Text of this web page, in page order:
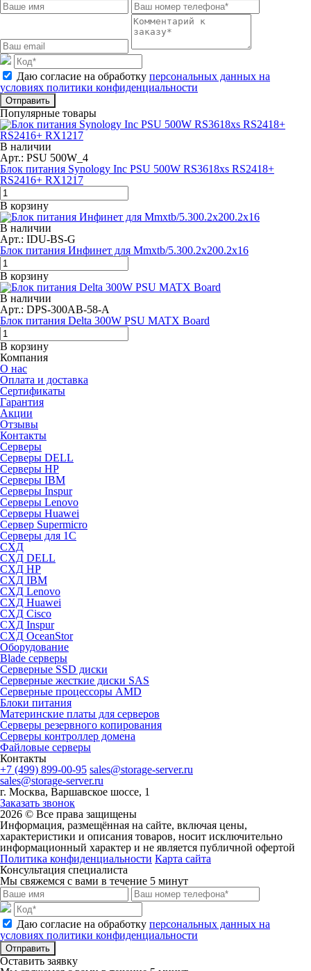
Даю согласие на обработку персональных данных на
условиях политики конфиденциальности
Отправить
Популярные товары
В наличии
Арт.: PSU 500W_4
Блок питания Synology Inc PSU 500W RS3618xs RS2418+
RS2416+ RX1217
В корзину
В наличии
Арт.: IDU-BS-G
Блок питания Инфинет для Mmxtb/5.300.2x200.2x16
В корзину
В наличии
Арт.: DPS-300AB-58-A
Блок питания Delta 300W PSU MATX Board
В корзину
Компания
О нас
Оплата и доставка
Сертификаты
Гарантия
Акции
Отзывы
Контакты
Серверы
Серверы DELL
Серверы HP
Серверы IBM
Серверы Inspur
Серверы Lenovo
Серверы Huawei
Сервер Supermicro
Серверы для 1C
СХД
СХД DELL
СХД HP
СХД IBM
СХД Lenovo
СХД Huawei
СХД Cisco
СХД Inspur
СХД OceanStor
Оборудование
Blade серверы
Серверные SSD диски
Cерверные жесткие диски SAS
Серверные процессоры AMD
Блоки питания
Материнские платы для серверов
Серверы резервного копирования
Серверы контроллер домена
Файловые серверы
Контакты
+7 (499) 899-00-95 sales@storage-server.ru
sales@storage-server.ru
г. Москва, Варшавское шоссе, 1
Заказать звонок
2026 © Все права защищены
Информация, размещённая на сайте, включая цены,
характеристики и описания товаров, носит исключительно
информационный характер и не является публичной офертой
Политика конфиденциальности Карта сайта
Консультация специалиста
Мы свяжемся с вами в течение 5 минут
Даю согласие на обработку персональных данных на
условиях политики конфиденциальности
Отправить
Оставить заявку